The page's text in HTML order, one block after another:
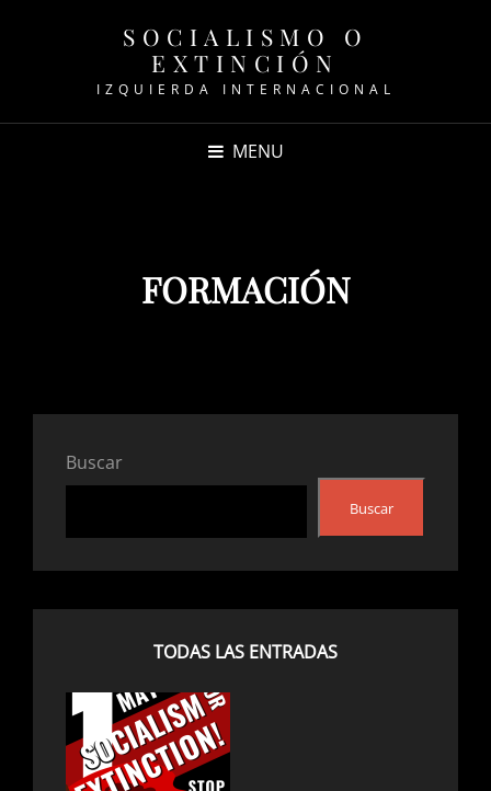
SOCIALISMO O
EXTINCIÓN
IZQUIERDA INTERNACIONAL
MENU
FORMACIÓN
Buscar
Buscar
TODAS LAS ENTRADAS